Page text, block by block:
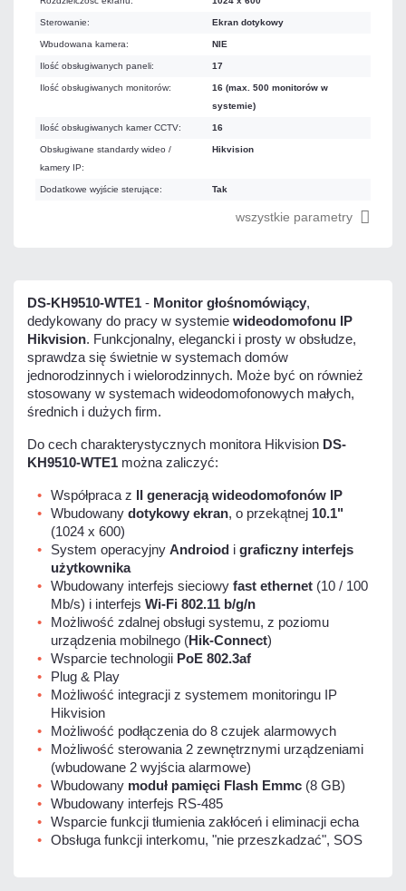
Sterowanie: Ekran dotykowy
Wbudowana kamera: NIE
Ilość obsługiwanych paneli: 17
Ilość obsługiwanych monitorów:
16 (max. 500 monitorów w
systemie)
Ilość obsługiwanych kamer CCTV: 16
Obsługiwane standardy wideo /
kamery IP:
Hikvision
Dodatkowe wyjście sterujące: Tak
wszystkie parametry
DS-KH9510-WTE1 - Monitor głośnomówiący,
dedykowany do pracy w systemie wideodomofonu IP
Hikvision. Funkcjonalny, elegancki i prosty w obsłudze,
sprawdza się świetnie w systemach domów
jednorodzinnych i wielorodzinnych. Może być on również
stosowany w systemach wideodomofonowych małych,
średnich i dużych firm.
Do cech charakterystycznych monitora Hikvision DS-
KH9510-WTE1 można zaliczyć:
Współpraca z II generacją wideodomofonów IP
Wbudowany dotykowy ekran, o przekątnej 10.1"
(1024 x 600)
System operacyjny Androiod i graficzny interfejs
użytkownika
Wbudowany interfejs sieciowy fast ethernet (10 / 100
Mb/s) i interfejs Wi-Fi 802.11 b/g/n
Możliwość zdalnej obsługi systemu, z poziomu
urządzenia mobilnego (Hik-Connect)
Wsparcie technologii PoE 802.3af
Plug & Play
Możliwość integracji z systemem monitoringu IP
Hikvision
Możliwość podłączenia do 8 czujek alarmowych
Możliwość sterowania 2 zewnętrznymi urządzeniami
(wbudowane 2 wyjścia alarmowe)
Wbudowany moduł pamięci Flash Emmc (8 GB)
Wbudowany interfejs RS-485
Wsparcie funkcji tłumienia zakłóceń i eliminacji echa
Obsługa funkcji interkomu, "nie przeszkadzać", SOS